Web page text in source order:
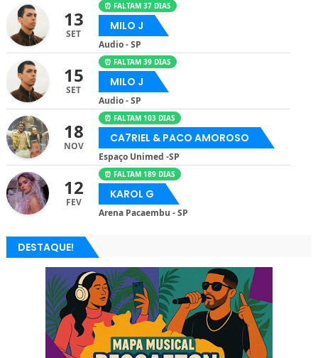
13
SET
⏰ FALTAM 37 DIAS
MILO J
Audio - SP
15
SET
⏰ FALTAM 39 DIAS
MILO J
Audio - SP
18
NOV
⏰ FALTAM 103 DIAS
CA7RIEL & PACO AMOROSO
Espaço Unimed -SP
12
FEV
⏰ FALTAM 189 DIAS
KAROL G
Arena Pacaembu - SP
DESTAQUE!